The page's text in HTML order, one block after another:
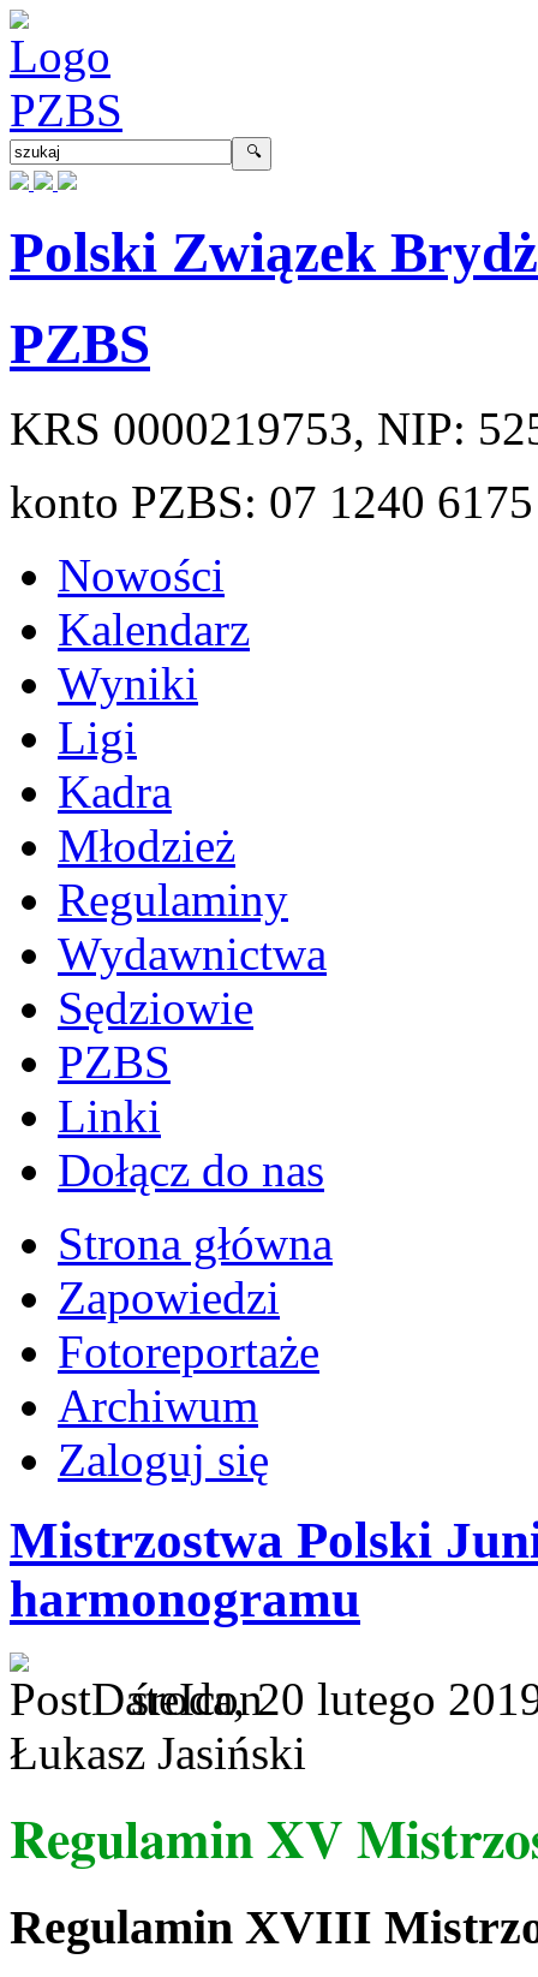
Polski Związek
PZBS
KRS 0000219753, NIP:
konto PZBS: 07 1240
Nowości
Kalendarz
Wyniki
Ligi
Kadra
Młodzież
Regulaminy
Wydawnictwa
Sędziowie
PZBS
Linki
Dołącz do nas
Strona główna
Zapowiedzi
Fotoreportaże
Archiwum
Zaloguj się
Mistrzostwa Polski
harmonogramu
środa, 20 lutego
Łukasz Jasiński
Regulamin XV
Regulamin XVIII